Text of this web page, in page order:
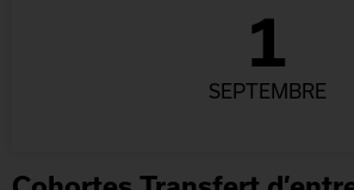
1
SEPTEMBRE